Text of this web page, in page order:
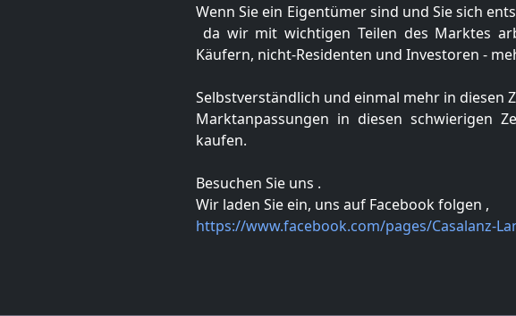
Wenn Sie ein Eigentümer sind und Sie sich
da wir mit wichtigen Teilen des Marktes
Käufern, nicht-Residenten und Investoren -
Selbstverständlich und einmal mehr in diesen
Marktanpassungen in diesen schwierigen
kaufen.
Besuchen Sie uns .
Wir laden Sie ein, uns auf Facebook folgen ,
https://www.facebook.com/pages/Casalanz-